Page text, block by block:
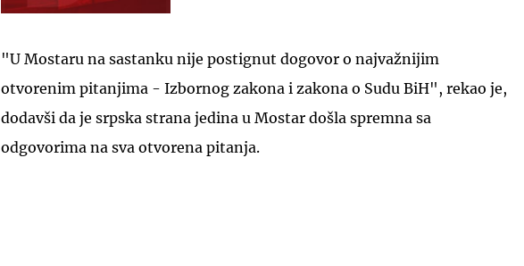
"U Mostaru na sastanku nije postignut dogovor o najvažnijim
otvorenim pitanjima - Izbornog zakona i zakona o Sudu BiH", rekao je,
dodavši da je srpska strana jedina u Mostar došla spremna sa
odgovorima na sva otvorena pitanja.